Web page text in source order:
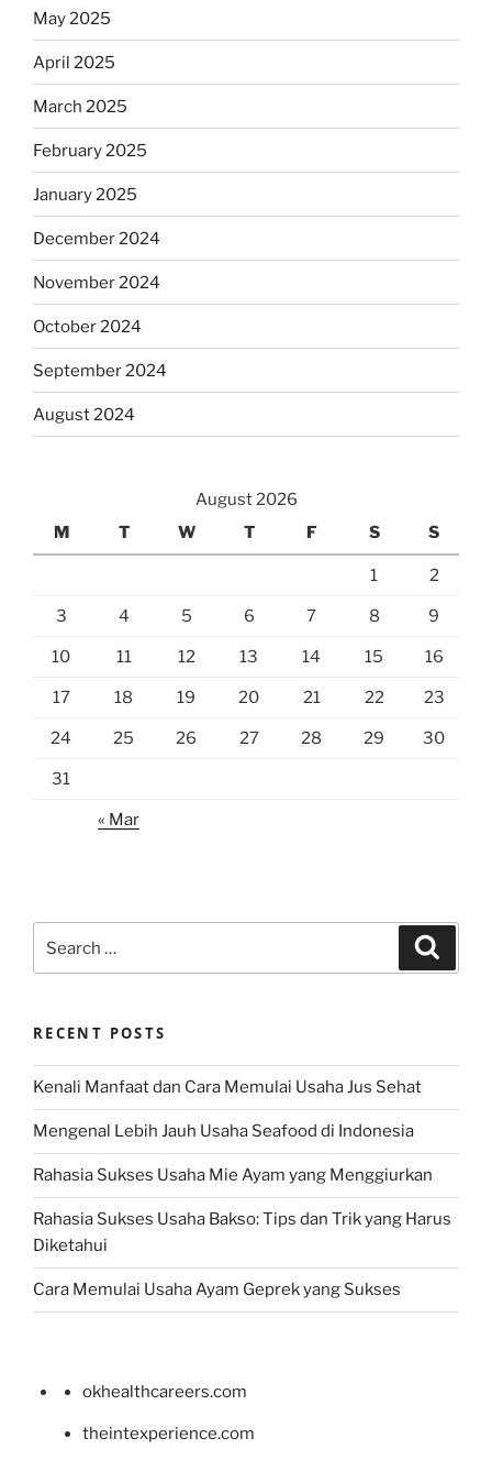
May 2025
April 2025
March 2025
February 2025
January 2025
December 2024
November 2024
October 2024
September 2024
August 2024
August 2026
M
T W T F S S
1 2
3 4 5 6 7 8 9
10 11 12 13 14 15 16
17 18 19 20 21 22 23
24 25 26 27 28 29 30
31
« Mar
for:
RECENT POSTS
Kenali Manfaat dan Cara Memulai Usaha Jus Sehat
Mengenal Lebih Jauh Usaha Seafood di Indonesia
Rahasia Sukses Usaha Mie Ayam yang Menggiurkan
Rahasia Sukses Usaha Bakso: Tips dan Trik yang Harus
Diketahui
Cara Memulai Usaha Ayam Geprek yang Sukses
okhealthcareers.com
theintexperience.com